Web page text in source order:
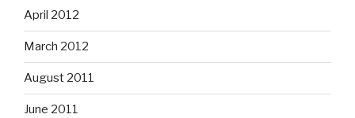
April 2012
March 2012
August 2011
June 2011